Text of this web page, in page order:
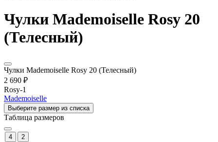
Чулки Mademoiselle Rosy 20
(Телесный)
Чулки Mademoiselle Rosy 20 (Телесный)
2 690 ₽
Rosy-1
Mademoiselle
Выберите размер из списка
Таблица размеров
4 2